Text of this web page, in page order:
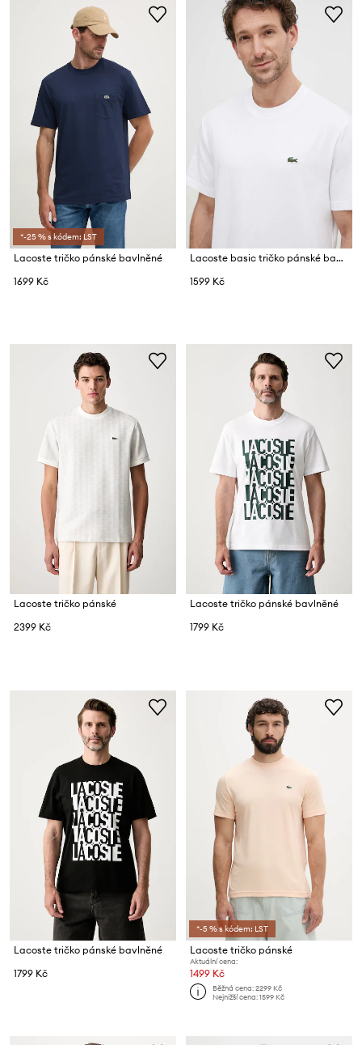
*-25 % s kódem: LST
Lacoste tričko pánské bavlněné
1699 Kč
Lacoste basic tričko pánské bavlněné
1599 Kč
Lacoste tričko pánské
2399 Kč
Lacoste tričko pánské bavlněné
1799 Kč
Lacoste tričko pánské bavlněné
1799 Kč
*-5 % s kódem: LST
Lacoste tričko pánské
Aktuální cena:
1499 Kč
Běžná cena:2299 Kč
Nejnižší cena:1599 Kč